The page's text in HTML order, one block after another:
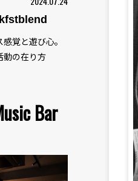
覚と遊び心。
動の在り方
Bar